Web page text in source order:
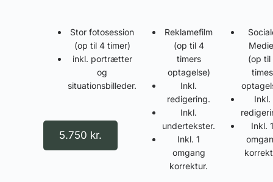
Stor fotosession
(op til 4 timer)
inkl. portrætter
og
situationsbilleder.
5.750 kr.
Reklamefilm
(op til 4
timers
optagelse)
Inkl.
redigering.
Inkl.
undertekster.
Inkl. 1
omgang
korrektur.
(op til
times
Inkl.
Inkl. 1